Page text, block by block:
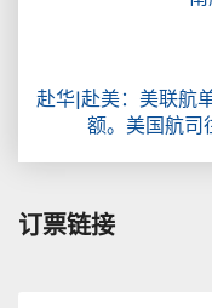
赴华|赴美：美联航
额。美国航司
订票链接